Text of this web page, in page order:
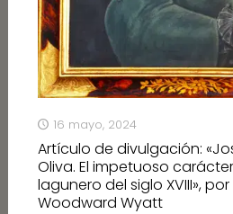
16 mayo, 2024
Artículo de divulgación:
Oliva. El impetuoso
lagunero del siglo XVIII»,
Woodward Wyatt